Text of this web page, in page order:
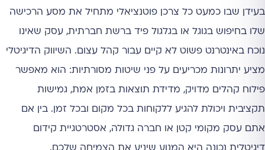
בעידן שבו כמעט כל צרכן פוטנציאלי מתחיל את מסע הרכישה
שלו בחיפוש בגוגל או בגלגול פיד ברשת חברתית, עסק שאינו
נוכח באינטרנט פשוט לא קיים עבור קהל עצום. השיווק הדיגיטלי
מציע יתרונות מכריעים על פני שיטות מסורתיות: הוא מאפשר
פילוח קהלים מדויק, מדידת תוצאות בזמן אמת, גמישות
תקציבית ויכולת להגיע ללקוחות בכל מקום ובכל זמן. בין אם
אתם עסק מקומי קטן או חברה גדולה, אסטרטגיית קידום
דיגיטלית נכונה היא המנוע שיניע את הצמיחה שלכם.